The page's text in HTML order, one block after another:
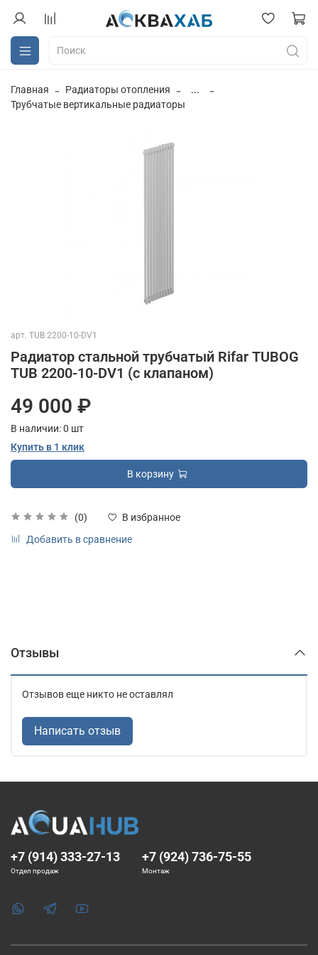
Главная Радиаторы отопления
...
Трубчатые вертикальные радиаторы
арт. TUB 2200-10-DV1
Радиатор стальной трубчатый Rifar TUBOG
TUB 2200-10-DV1 (с клапаном)
(0)
В избранное
Добавить в сравнение
49 000 ₽
В наличии:0 шт
Купить в 1 клик
В корзину
Отзывы
Отзывов еще никто не оставлял
Написать отзыв
+7 (914) 333-27-13
Отдел продаж
+7 (924) 736-75-55
Монтаж